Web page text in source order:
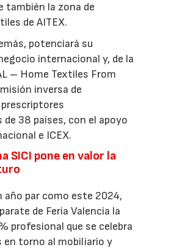
también la zona de
de AITEX.
potenciará su
internacional y, de la
– Home Textiles From
inversa de
38 países, con el apoyo
e ICEX.
SICI pone en valor la
año par como este 2024,
de Feria Valencia la
profesional que se celebra
en torno al mobiliario y